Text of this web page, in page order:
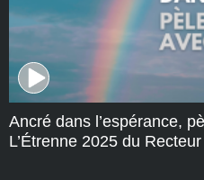
Ancré dans l’espérance,
L’Étrenne 2025 du